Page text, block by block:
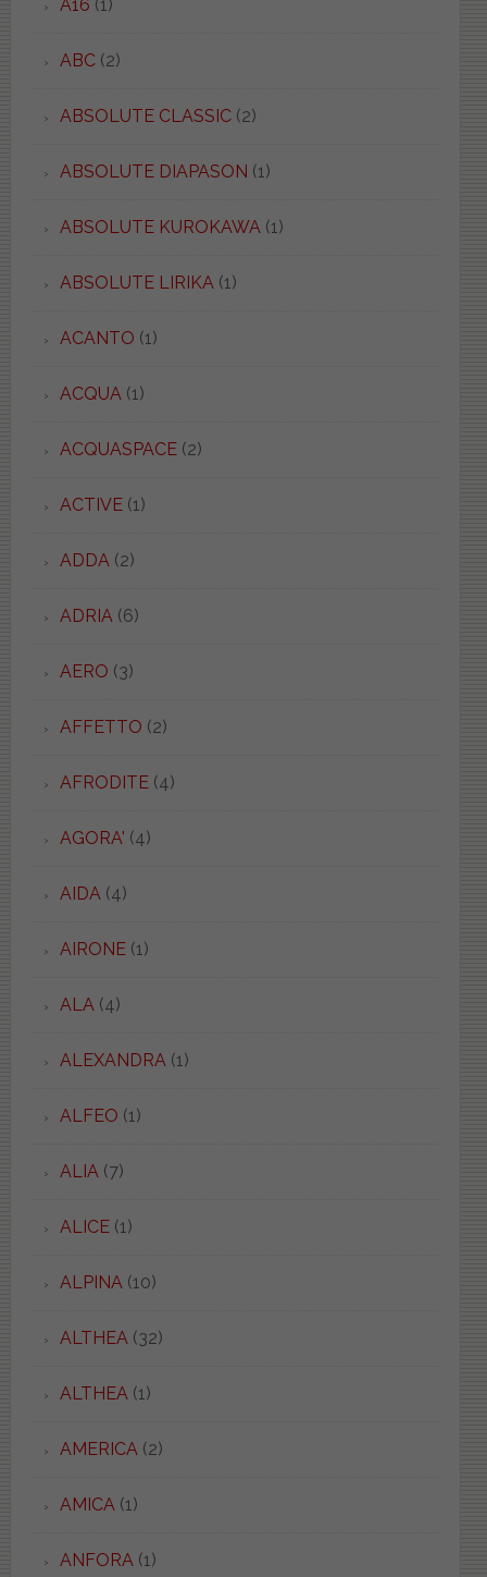
A16 (1)
ABC(2)
ABSOLUTE CLASSIC(2)
ABSOLUTE DIAPASON (1)
ABSOLUTE KUROKAWA (1)
ABSOLUTE LIRIKA (1)
ACANTO (1)
ACQUA (1)
ACQUASPACE(2)
ACTIVE(1)
ADDA (2)
ADRIA (6)
AERO (3)
AFFETTO (2)
AFRODITE(4)
AGORA' (4)
AIDA (4)
AIRONE(1)
ALA (4)
ALEXANDRA (1)
ALFEO (1)
ALIA (7)
ALICE(1)
ALPINA (10)
ALTHEA (32)
ALTHEA (1)
AMERICA (2)
AMICA (1)
ANFORA (1)